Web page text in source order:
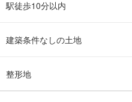
駅徒歩10分以内
建築条件なしの土地
整形地